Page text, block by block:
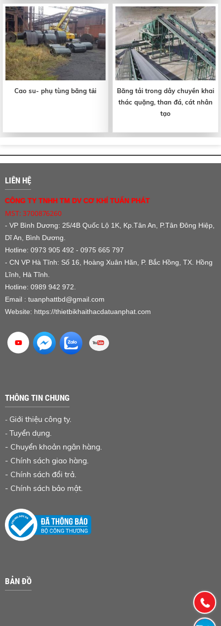
Cao su- phụ tùng băng tải
Băng tải trong dây chuyền khai
thác quặng, than đá, cát nhân
tạo
LIÊN HỆ
CÔNG TY TNHH TM DV CƠ KHÍ TUẤN PHÁT
MST: 3700876260
- VP Bình Dương: 25/4B Quốc Lộ 1K, Kp.Tân An, P.Tân Đông Hiệp,
Dĩ An, Bình Dương.
Hotline: 0973 905 492 - 0975 665 797
- CN VP Hà Tĩnh: Số 16, Hoàng Xuân Hãn, P. Bắc Hồng, TX. Hồng
Lĩnh, Hà Tĩnh.
Hotline: 0989 942 972.
Email : tuanphattbd@gmail.com
Website: https://thietbikhaithacdatuanphat.com
THÔNG TIN CHUNG
- Giới thiệu công ty.
- Tuyển dụng.
- Chuyển khoản ngân hàng.
- Chính sách giao hàng.
- Chính sách đổi trả.
- Chính sách bảo mật.
BẢN ĐỒ